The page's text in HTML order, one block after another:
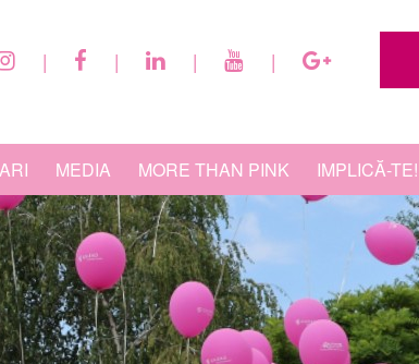
| | | |
MEDIA MORE THAN PINK IMPLICĂ-TE!